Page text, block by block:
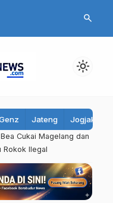
search
light_mode
Jateng Jogjakarta
Cukai Magelang dan
Rokok Ilegal